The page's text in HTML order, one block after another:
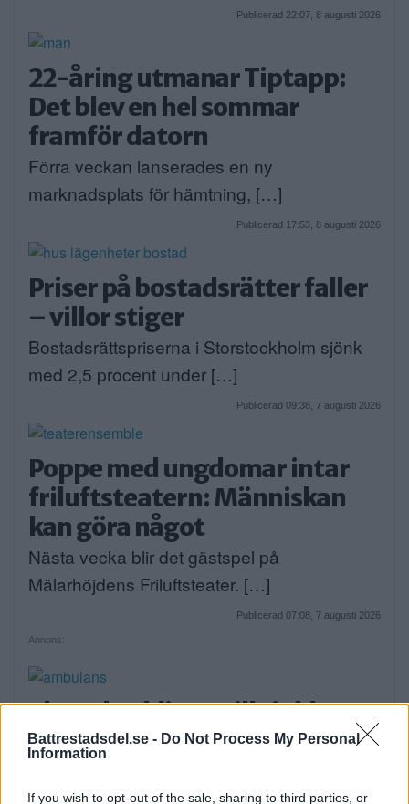
Battrestadsdel.se - Do Not Process My Personal
Information
If you wish to opt-out of the sale, sharing to third parties, or
Publicerad 22:07, 8 augusti 2026
22-åring utmanar Tiptapp:
Det blev en hel sommar
framför datorn
Förra veckan lanserades en ny
marknadsplats för hämtning, […]
Publicerad 17:53, 8 augusti 2026
Priser på bostadsrätter faller
– villor stiger
Bostadsrättspriserna i Storstockholm sjönk
med 2,5 procent under […]
Publicerad 09:38, 7 augusti 2026
Poppe med ungdomar intar
friluftsteatern: Människan
kan göra något
Nästa vecka blir det gästspel på
Mälarhöjdens Friluftsteater. […]
Publicerad 07:08, 7 augusti 2026
Annons:
Elsparkcyklister till sjukhus
efter olycka
i en […]